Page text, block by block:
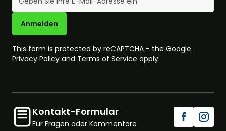
Anmelden
This form is protected by reCAPTCHA - the Google
Privacy Policy and Terms of Service apply.
Kontakt-Formular
Für Fragen oder Kommentare